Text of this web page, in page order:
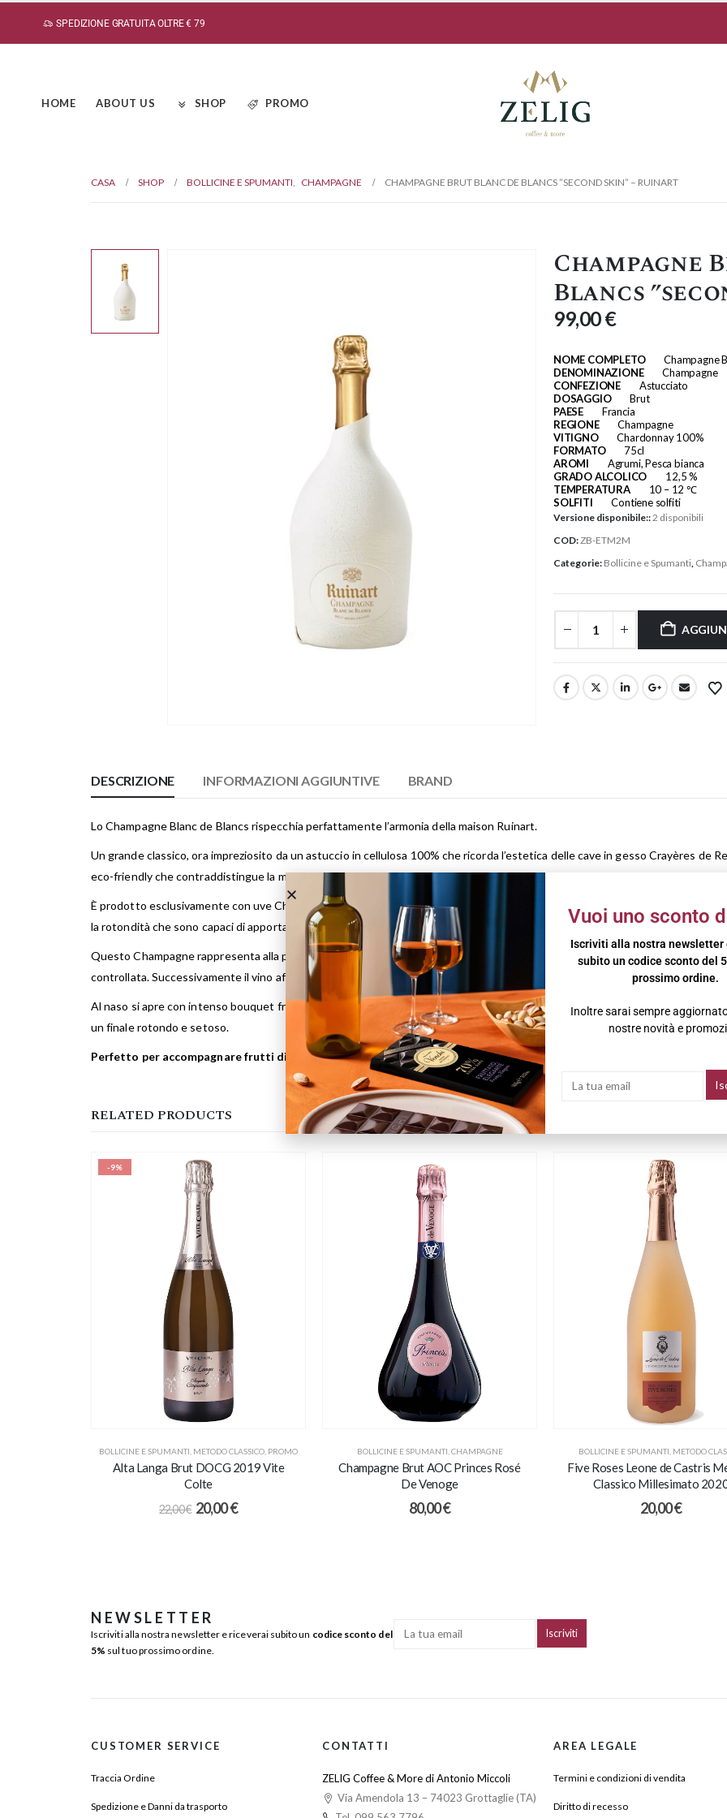
SPEDIZIONE GRATUITA OLTRE € 79
HOME ABOUT US SHOP PROMO
CASA SHOP BOLLICINE E SPUMANTI CHAMPAGNE CHAMPAGNE BRUT BLANC DE BLANCS ”SECOND SKIN” – RUINART
Champagne
Blancs
99,00€
NOME COMPLETO
Champagne
DENOMINAZIONE
Champagne
CONFEZIONE
Astucciato
DOSAGGIO
Brut
PAESE
Francia
REGIONE
Champagne
VITIGNO
Chardonnay 100%
FORMATO
75cl
AROMI
Agrumi, Pesca bianca
GRADO ALCOLICO
12,5 %
TEMPERATURA
10 – 12 ℃
SOLFITI
Contiene solfiti
Versione disponibile::2 disponibili
COD:ZB-ETM2M
Categorie: Bollicine e Spumanti
DESCRIZIONE INFORMAZIONI AGGIUNTIVE BRAND
Lo Champagne Blanc de Blancs rispecchia perfattamente l’armonia della maison Ruinart.
Un grande classico, ora impreziosito da un astuccio in cellulosa 100% che ricorda l’estetica delle cave in gesso Crayères de
eco-friendly che contraddistingue la maison.
È prodotto esclusivamente con uve Chardonnay, provenienti della Côte des Blancs e della Montagne de Reims per la
la rotondità che sono capaci di apportare.
Questo Champagne rappresenta alla perfezione la purezza intatta dello Chardonnay. Dopo una vendemmia manuale, le uve
controllata. Successivamente il vino affina sui lieviti per 36 mesi. Questo Blanc de Blancs è caratterizzato da un colore giallo
Al naso si apre con intenso bouquet fruttato, con sentori di pesca bianca ed agrumi, arricchiti da piacevoli profumi floreali.
un finale rotondo e setoso.
Perfetto per accompagnare frutti di mare e crostacei, è ideale in abbinamento a crudi di pesce.
RELATED PRODUCTS
-9%
BOLLICINE E SPUMANTI METODO CLASSICO PROMO
Alta Langa Brut DOCG 2019 Vite
Colte
22,00€ 20,00€
BOLLICINE E SPUMANTI CHAMPAGNE
Champagne Brut AOC Princes Rosé
De Venoge
80,00€
BOLLICINE E SPUMANTI METODO
Five Roses Leone de Castris
Classico Millesimato
20,00€
NEWSLETTER
Iscriviti alla nostra newsletter e riceverai subito un codice sconto del
5% sul tuo prossimo ordine.
CUSTOMER SERVICE
Traccia Ordine
Spedizione e Danni da trasporto
CONTATTI
ZELIG Coffee & More di Antonio Miccoli
Via Amendola 13 – 74023 Grottaglie (TA)
AREA LEGALE
Termini e condizioni di vendita
Diritto di recesso
Vuoi uno sconto
Iscriviti alla nostra newsletter
subito un codice sconto del
prossimo ordine.
Inoltre sarai sempre
nostre novità e